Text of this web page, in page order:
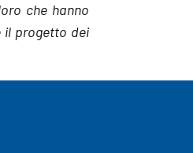
che hanno
il progetto dei